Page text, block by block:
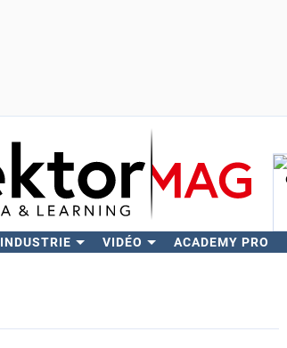
INDUSTRIE VIDÉO ACADEMY PRO